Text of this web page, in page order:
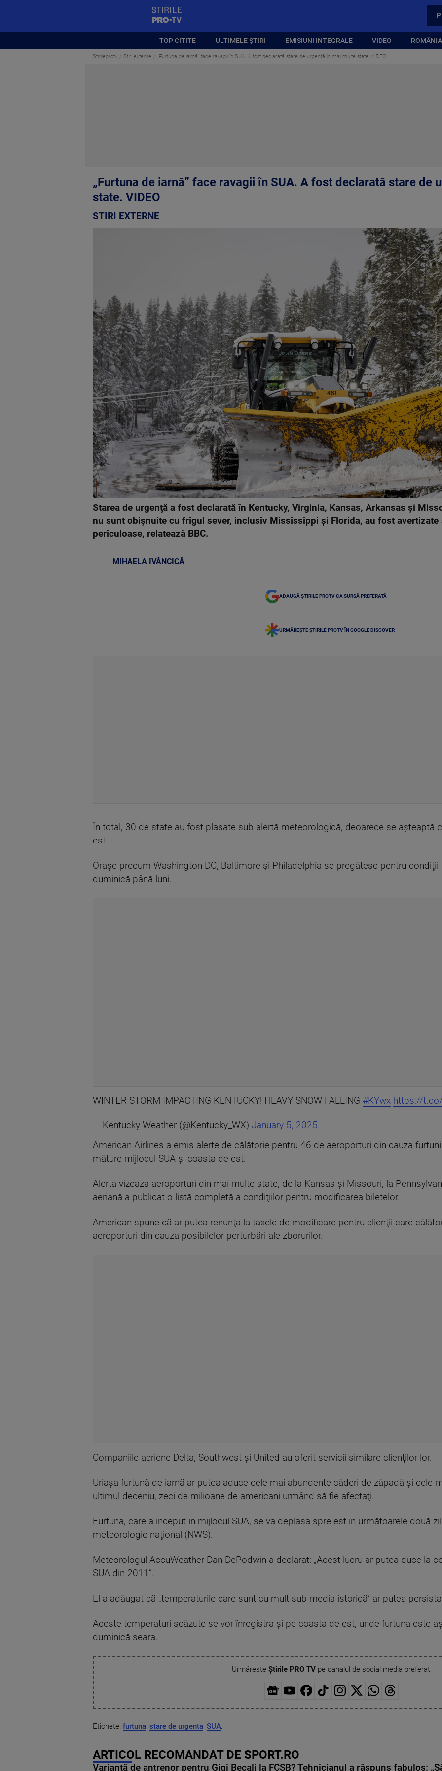
TOP CITITE ULTIMELE ȘTIRI EMISIUNI INTEGRALE VIDEO
Stirileprotv Stiri externe „Furtuna de iarnă” face ravagii în SUA. A fost declarată stare de urgenţă în mai multe state. VIDEO
„Furtuna de iarnă” face ravagii în SUA. A fost declarată stare de
state. VIDEO
STIRI EXTERNE
Starea de urgenţă a fost declarată în Kentucky, Virginia, Kansas, Arkansas şi
nu sunt obişnuite cu frigul sever, inclusiv Mississippi şi Florida, au fost avertizate
periculoase, relatează BBC.
MIHAELA IVĂNCICĂ
ADAUGĂ ȘTIRILE PROTV CA SURSĂ PREFERATĂ
URMĂREȘTE ȘTIRILE PROTV ÎN GOOGLE DISCOVER
În total, 30 de state au fost plasate sub alertă meteorologică, deoarece se aşteaptă
est.
Oraşe precum Washington DC, Baltimore şi Philadelphia se pregătesc pentru
duminică până luni.
WINTER STORM IMPACTING KENTUCKY! HEAVY SNOW FALLING #KYwx https://
— Kentucky Weather (@Kentucky_WX) January 5, 2025
American Airlines a emis alerte de călătorie pentru 46 de aeroporturi din cauza
măture mijlocul SUA şi coasta de est.
Alerta vizează aeroporturi din mai multe state, de la Kansas şi Missouri, la
aeriană a publicat o listă completă a condiţiilor pentru modificarea biletelor.
American spune că ar putea renunţa la taxele de modificare pentru clienţii care
aeroporturi din cauza posibilelor perturbări ale zborurilor.
Companiile aeriene Delta, Southwest şi United au oferit servicii similare clienţilor lor.
Uriaşa furtună de iarnă ar putea aduce cele mai abundente căderi de zăpadă şi cele
ultimul deceniu, zeci de milioane de americani urmând să fie afectaţi.
Furtuna, care a început în mijlocul SUA, se va deplasa spre est în următoarele două
meteorologic naţional (NWS).
Meteorologul AccuWeather Dan DePodwin a declarat: „Acest lucru ar putea duce la
SUA din 2011”.
El a adăugat că „temperaturile care sunt cu mult sub media istorică” ar putea
Aceste temperaturi scăzute se vor înregistra şi pe coasta de est, unde furtuna este
duminică seara.
Urmărește Știrile PRO TVpe canalul de social media preferat:
Etichete: furtuna, stare de urgenta, SUA,
ARTICOL RECOMANDAT DE SPORT.RO
Variantă de antrenor pentru Gigi Becali la FCSB? Tehnicianul a răspuns fabulos: